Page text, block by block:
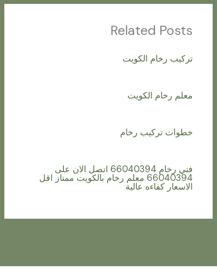
Related Posts
تركيب رخام الكويت
معلم رخام الكويت
خطوات تركيب رخام
فني رخام 66040394 اتصل الان على
66040394 معلم رخام بالكويت ممتاز اقل
الاسعار كفاءه عالية